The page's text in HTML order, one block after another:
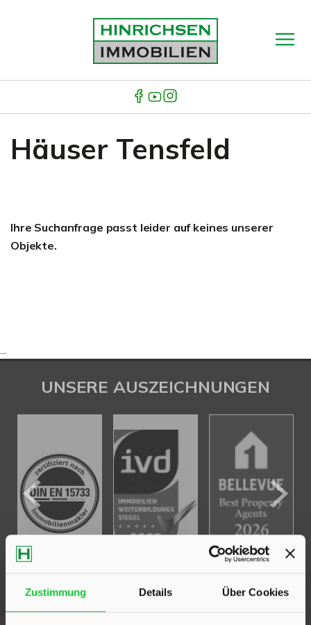
Zustimmung Details Über Cookies
Häuser Tensfeld
Ihre Suchanfrage passt leider auf keines unserer
Objekte.
...
UNSERE AUSZEICHNUNGEN
KONTAKT